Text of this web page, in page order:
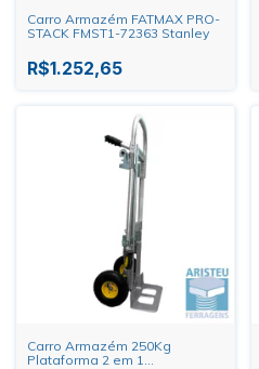
Carro Armazém FATMAX PRO-
STACK FMST1-72363 Stanley
R$1.252,65
Carro Armazém 250Kg
Plataforma 2 em 1